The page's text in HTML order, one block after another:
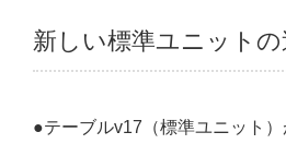
新しい標準ユニットの
●テーブルv17（標準ユニット